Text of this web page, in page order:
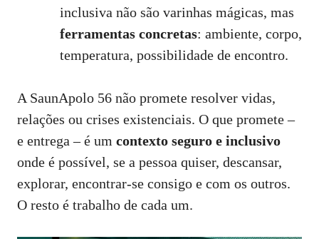
inclusiva não são varinhas mágicas, mas
ferramentas concretas: ambiente, corpo,
temperatura, possibilidade de encontro.
A SaunApolo 56 não promete resolver vidas,
relações ou crises existenciais. O que promete –
e entrega – é um contexto seguro e inclusivo
onde é possível, se a pessoa quiser, descansar,
explorar, encontrar‑se consigo e com os outros.
O resto é trabalho de cada um.